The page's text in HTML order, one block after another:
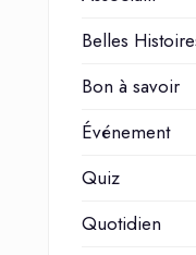
Belles
Bon à savoir
Événement
Quiz
Quotidien